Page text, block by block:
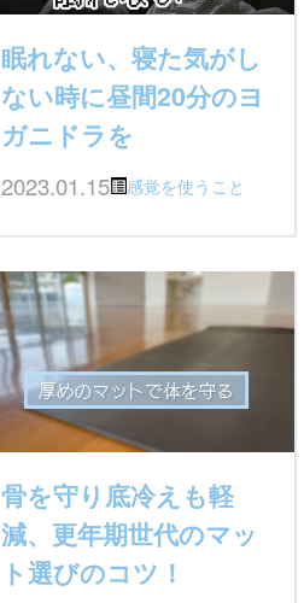
眠れない、寝た気がし
ない時に昼間20分のヨ
ガニドラを
2023.01.15 感覚を使うこと
骨を守り底冷えも軽
減、更年期世代のマッ
ト選びのコツ！